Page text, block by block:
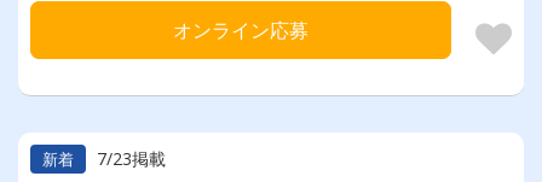
オンライン応募
新着 7/23掲載